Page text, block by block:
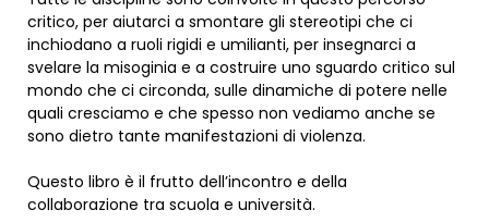
critico, per aiutarci a smontare gli stereotipi che ci
inchiodano a ruoli rigidi e umilianti, per insegnarci a
svelare la misoginia e a costruire uno sguardo critico sul
mondo che ci circonda, sulle dinamiche di potere nelle
quali cresciamo e che spesso non vediamo anche se
sono dietro tante manifestazioni di violenza.
Questo libro è il frutto dell’incontro e della
collaborazione tra scuola e università.